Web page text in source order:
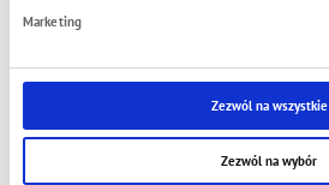
Marketing
Zezwól na wszystkie
Zezwól na wybór